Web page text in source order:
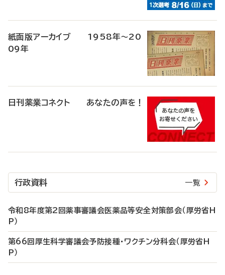
紙面版アーカイブ 1958年～20
09年
日刊薬業コネクト あなたの声を！
行政資料 一覧
令和8年度第2回薬事審議会医薬品等安全対策部会（厚労省H
P）
第66回厚生科学審議会予防接種・ワクチン分科会（厚労省H
P）